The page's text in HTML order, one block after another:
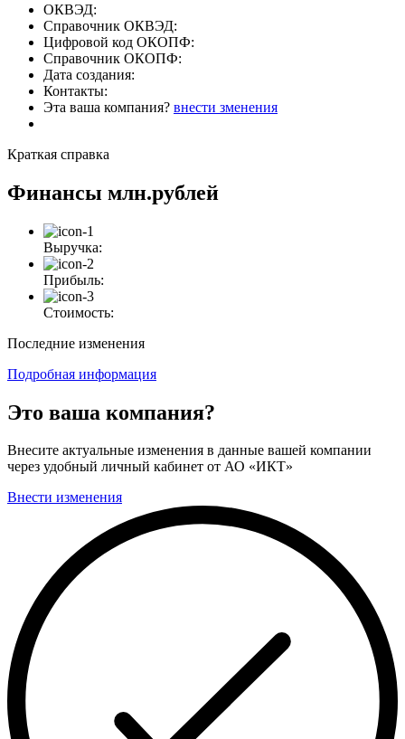
ОКВЭД:
Справочник ОКВЭД:
Цифровой код ОКОПФ:
Справочник ОКОПФ:
Дата создания:
Контакты:
Эта ваша компания? внести зменения
Краткая справка
Финансы млн.рублей
Выручка:
Прибыль:
Стоимость:
Последние изменения
Подробная информация
Это ваша компания?
Внесите актуальные изменения в данные вашей компании
через удобный личный кабинет от АО «ИКТ»
Внести изменения